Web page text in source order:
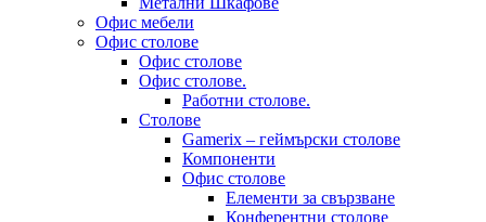
Офис мебели
Офис столове
Офис столове
Офис столове.
Работни столове.
Столове
Gamerix – геймърски столове
Компоненти
Офис столове
Елементи за свързване
Конферентни столове